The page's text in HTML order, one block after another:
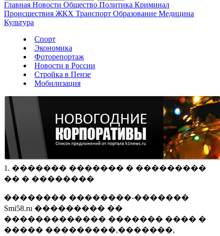
Главная Новости Общество Политика Криминал
Происшествия ЖКХ Транспорт Образование Медицина
Культура
Спорт
Экономика
Фоторепортаж
Новости в России
Стройка в Пензе
Мобилизация
1. ������� ������� � ���������
�� � ��������
�������� ��������-�������
Smi58.ru ��������� ��
������������� ������� ���� �
����� ���������,�������,